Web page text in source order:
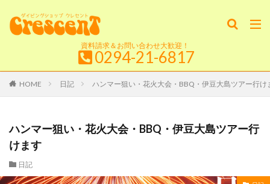
資料請求＆お問い合わせ大歓迎！
0294-21-6817
HOME 日記 ハンマー狙い・花火大会・BBQ・伊豆大島ツアー行け
ハンマー狙い・花火大会・BBQ・伊豆大島ツアー行
けます
日記